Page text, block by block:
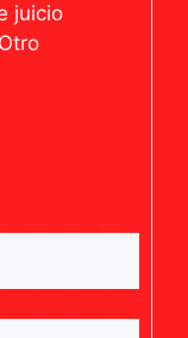
juicio
Otro